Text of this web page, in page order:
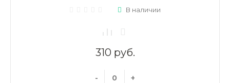
В наличии
310 руб.
- +